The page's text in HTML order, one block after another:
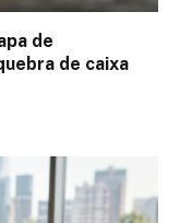
de
de caixa